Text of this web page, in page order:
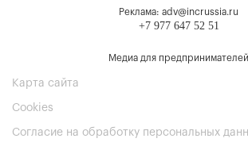
Реклама: adv@incrussia.ru
+7 977 647 52 51
Медиа для предпринимателей
Карта сайта
Cookies
Согласие на обработку персональных